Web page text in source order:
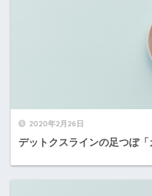
2020年2月26日
デットクスラインの足つぼ「